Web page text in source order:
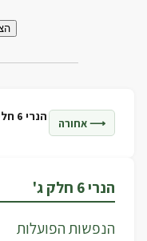
⟶ אחורה הנרי 6 חלק ג' -
הנרי 6 חלק ג'
הנפשות הפועלות